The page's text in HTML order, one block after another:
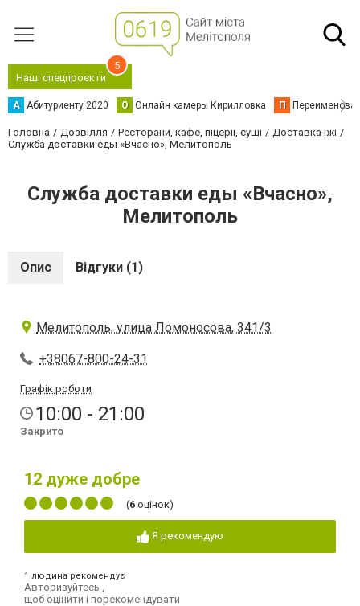
Наші спецпроєкти
5
А Абитуриенту 2020 О Онлайн камеры Кирилловка П
Головна Дозвілля Ресторани, кафе, піцерії, суші
Доставка їжі
Служба доставки еды «Вчасно», Мелитополь
Служба доставки еды «Вчасно»,
Мелитополь
Опис Відгуки (1)
Мелитополь, улица Ломоносова, 341/3
+38067-800-24-31
Графік роботи
10:00 - 21:00
Закрито
12 дуже добре
(6 оцінок)
Я рекомендую
1 людина рекомендує
Авторизуйтесь
щоб оцінити і порекомендувати